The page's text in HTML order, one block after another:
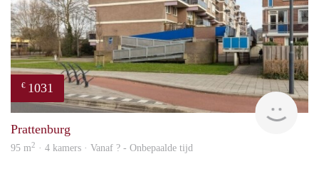
€ 1031
Prattenburg
95 m2 · 4 kamers · Vanaf ? - Onbepaalde tijd